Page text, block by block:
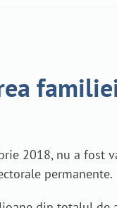
2018, nu a fost
permanente.